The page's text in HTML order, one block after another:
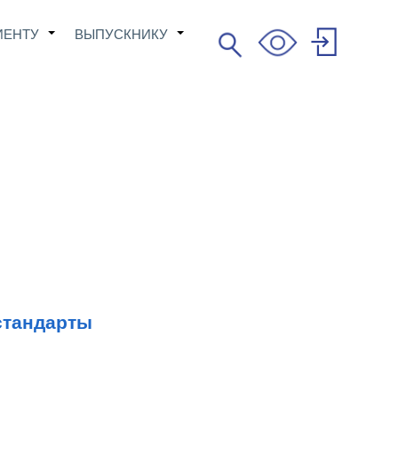
+ +
ВЫПУСКНИКУ Search
Поиск
User